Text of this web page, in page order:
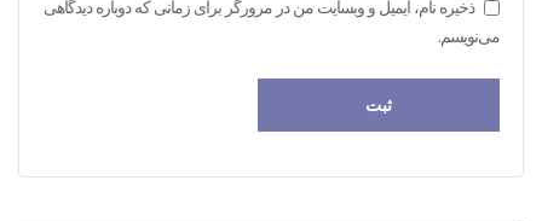
ذخیره نام، ایمیل و وبسایت من در مرورگر برای زمانی که دوباره دیدگاهی
می‌نویسم.